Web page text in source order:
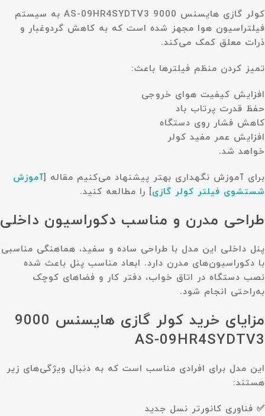
کولر گازی هایسنس 9000 AS-09HR4SYDTV3 به سیستم
فیلتراسیون هوا مجهز شده است که به کاهش گردوغبار و
ذرات معلق کمک می‌کند.
تمیز کردن منظم فیلترها باعث:
افزایش کیفیت هوای خروجی
حفظ قدرت پرتاب باد
کاهش فشار روی دستگاه
افزایش عمر مفید کولر
خواهد شد.
برای آموزش نگهداری بهتر پیشنهاد می‌کنیم مقاله [آموزش
شستشوی فیلتر کولر گازی] را مطالعه کنید.
طراحی مدرن و مناسب دکوراسیون داخلی
پنل داخلی این مدل با طراحی ساده و سفید، هماهنگی مناسبی
با دکوراسیون‌های مدرن دارد. ابعاد مناسب پنل باعث شده
نصب دستگاه در اتاق خواب، دفتر کار و فضاهای کوچک
به‌راحتی انجام شود.
مزایای خرید کولر گازی هایسنس 9000
AS-09HR4SYDTV3
این مدل برای افرادی مناسب است که به دنبال ویژگی‌های زیر
هستند:
✅ فناوری کانورتر نسل جدید